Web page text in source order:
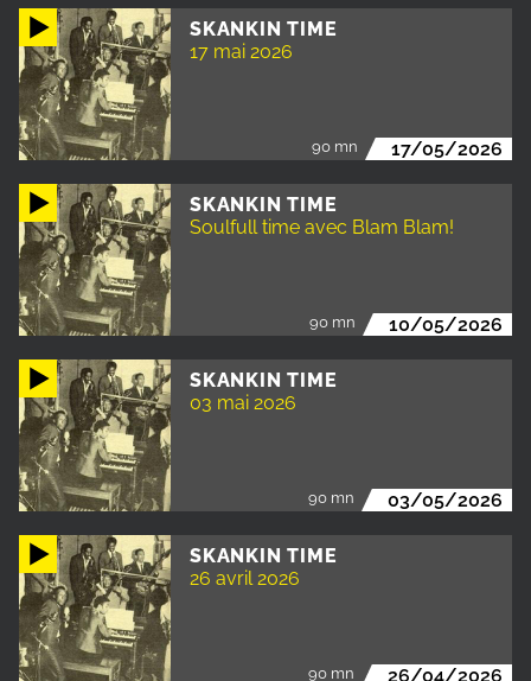
SKANKIN TIME
17 mai 2026
90 mn 17/05/2026
SKANKIN TIME
Soulfull time avec Blam Blam!
90 mn 10/05/2026
SKANKIN TIME
03 mai 2026
90 mn 03/05/2026
SKANKIN TIME
26 avril 2026
90 mn 26/04/2026